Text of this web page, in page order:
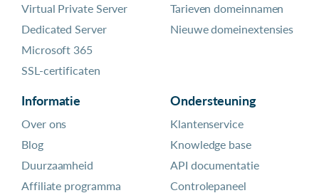
Virtual Private Server
Dedicated Server
Microsoft 365
SSL-certificaten
Tarieven domeinnamen
Nieuwe domeinextensies
Informatie
Over ons
Blog
Duurzaamheid
Affiliate programma
Ondersteuning
Klantenservice
Knowledge base
API documentatie
Controlepaneel